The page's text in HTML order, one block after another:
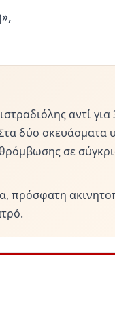
αντί
δύο σκευάσματα
σε
πρόσφατη